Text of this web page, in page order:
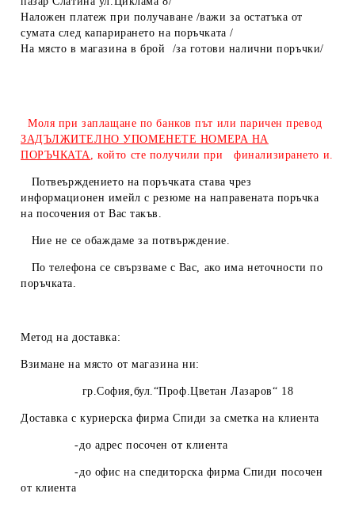
Наложен платеж при получаване /важи за остатъка от
сумата след капарирането на поръчката /
На място в магазина в брой /за готови налични поръчки/
Моля при заплащане по банков път или паричен превод
ЗАДЪЛЖИТЕЛНО УПОМЕНЕТЕ НОМЕРА НА
ПОРЪЧКАТА, който сте получили при финализирането и.
Потвеърждението на поръчката става чрез
информационен имейл с резюме на направената поръчка
на посочения от Вас такъв.
Ние не се обаждаме за потвърждение.
По телефона се свързваме с Вас, ако има неточности по
поръчката.
Метод на доставка:
Взимане на място от магазина ни:
гр.София,бул.“Проф.Цветан Лазаров“ 18
Доставка с куриерска фирма Спиди за сметка на клиента
-до адрес посочен от клиента
-до офис на спедиторска фирма Спиди посочен
от клиента